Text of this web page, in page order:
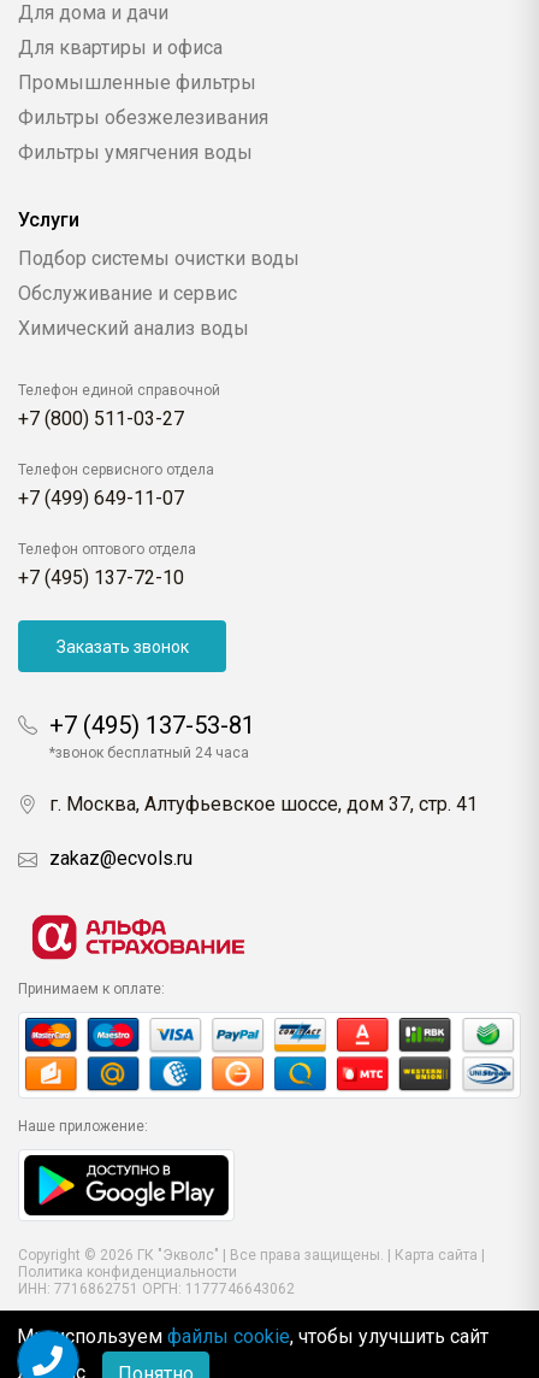
Для дома и дачи
Для квартиры и офиса
Промышленные фильтры
Фильтры обезжелезивания
Фильтры умягчения воды
Услуги
Подбор системы очистки воды
Обслуживание и сервис
Химический анализ воды
Телефон единой справочной
+7 (800) 511-03-27
Телефон сервисного отдела
+7 (499) 649-11-07
Телефон оптового отдела
+7 (495) 137-72-10
Заказать звонок
+7 (495) 137-53-81
*звонок бесплатный 24 часа
г. Москва, Алтуфьевское шоссе, дом 37, стр. 41
zakaz@ecvols.ru
Принимаем к оплате:
Наше приложение:
Copyright © 2026 ГК "Экволс" | Все права защищены. | Карта сайта
Политика конфиденциальности
ИНН: 7716862751 ОРГН: 1177746643062
Мы используем файлы cookie, чтобы улучшить сайт
для Вас